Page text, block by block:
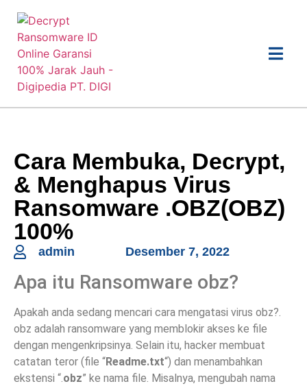
Cara Membuka, Decrypt,
& Menghapus Virus
Ransomware .OBZ(OBZ)
100%
admin Desember 7, 2022
Apa itu Ransomware obz?
Apakah anda sedang mencari cara mengatasi virus obz?.
obz adalah ransomware yang memblokir akses ke file
dengan mengenkripsinya. Selain itu, hacker membuat
catatan teror (file “Readme.txt“) dan menambahkan
ekstensi “.obz” ke nama file. Misalnya, mengubah nama